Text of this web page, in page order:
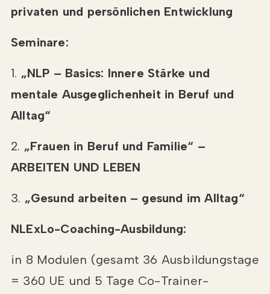
privaten und persönlichen Entwicklung
Seminare:
1. „NLP – Basics: Innere Stärke und
mentale Ausgeglichenheit in Beruf und
Alltag“
2. „Frauen in Beruf und Familie“ –
ARBEITEN UND LEBEN
3. „Gesund arbeiten – gesund im Alltag“
NLExLo-Coaching-Ausbildung:
in 8 Modulen (gesamt 36 Ausbildungstage
= 360 UE und 5 Tage Co-Trainer-